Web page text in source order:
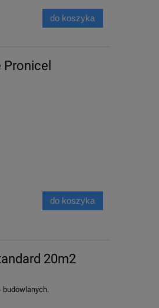
do koszyka
do koszyka
20m2
budowlanych.